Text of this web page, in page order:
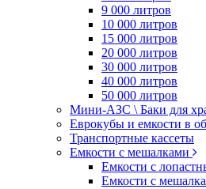
9 000 литров
10 000 литров
15 000 литров
20 000 литров
30 000 литров
40 000 литров
50 000 литров
Мини-АЗС \ Баки для
Еврокубы и емкости в
Транспортные кассеты
Емкости с мешалками
Емкости с
Емкости с